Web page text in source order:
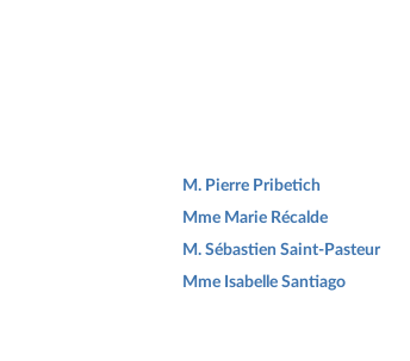
M. Pierre Pribetich
Mme Marie Récalde
M. Sébastien Saint-Pasteur
Mme Isabelle Santiago